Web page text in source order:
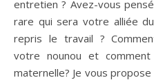
entretien ? Avez-vous
rare qui sera votre alliée
repris le travail ?
votre nounou et
maternelle? Je vous